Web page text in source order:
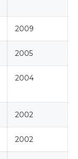
2009
2005
2004
2002
2002